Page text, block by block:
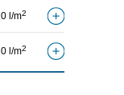
0 l/m2
0 l/m2